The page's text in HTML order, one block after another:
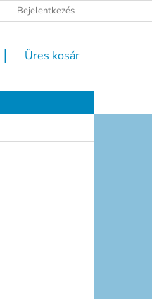
ELÉRHETŐSÉGEK
Bejelentkezés
KOSÁR
Üres kosár